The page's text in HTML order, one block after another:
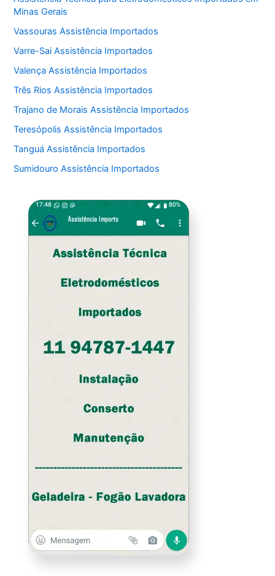
Minas Gerais
Vassouras Assistência Importados
Varre-Sai Assistência Importados
Valença Assistência Importados
Três Rios Assistência Importados
Trajano de Morais Assistência Importados
Teresópolis Assistência Importados
Tanguá Assistência Importados
Sumidouro Assistência Importados